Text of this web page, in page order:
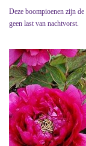
Deze boompioenen zijn
geen last van nachtvorst.